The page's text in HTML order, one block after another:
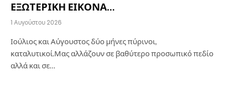
ΕΞΩΤΕΡΙΚΗ ΕΙΚΟΝΑ…
1 Αυγούστου 2026
Ιούλιος και Αύγουστος δύο μήνες πύρινοι,
καταλυτικοί.Μας αλλάζουν σε βαθύτερο προσωπικό πεδίο
αλλά και σε…